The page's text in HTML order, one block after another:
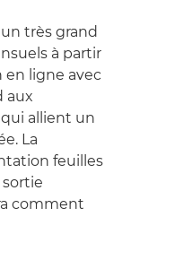
très grand
à partir
en ligne avec
aux
allient un
La
feuilles
comment